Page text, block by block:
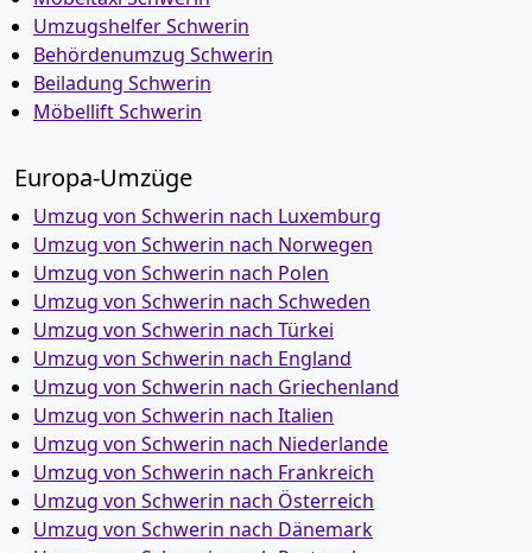
Umzugshelfer Schwerin
Behördenumzug Schwerin
Beiladung Schwerin
Möbellift Schwerin
Europa-Umzüge
Umzug von Schwerin nach Luxemburg
Umzug von Schwerin nach Norwegen
Umzug von Schwerin nach Polen
Umzug von Schwerin nach Schweden
Umzug von Schwerin nach Türkei
Umzug von Schwerin nach England
Umzug von Schwerin nach Griechenland
Umzug von Schwerin nach Italien
Umzug von Schwerin nach Niederlande
Umzug von Schwerin nach Frankreich
Umzug von Schwerin nach Österreich
Umzug von Schwerin nach Dänemark